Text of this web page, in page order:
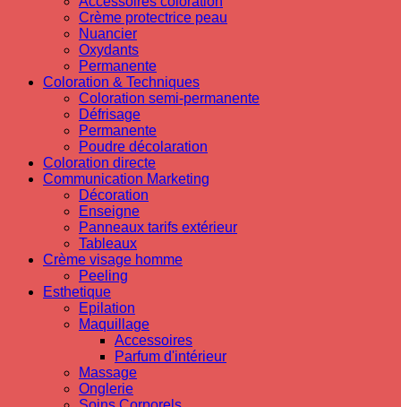
Crème protectrice peau
Nuancier
Oxydants
Permanente
Coloration & Techniques
Coloration semi-permanente
Défrisage
Permanente
Poudre décolaration
Coloration directe
Communication Marketing
Décoration
Enseigne
Panneaux tarifs extérieur
Tableaux
Crème visage homme
Peeling
Esthetique
Epilation
Maquillage
Accessoires
Parfum d'intérieur
Massage
Onglerie